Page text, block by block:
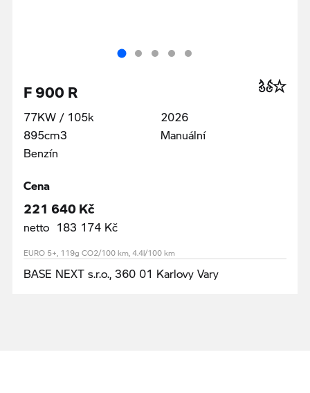
F 900 R
77KW / 105k
895cm3
Benzín
2026
Manuální
Cena
221 640 Kč
netto 183 174 Kč
EURO 5+, 119g CO2/100 km, 4.4l/100 km
BASE NEXT s.r.o., 360 01 Karlovy Vary